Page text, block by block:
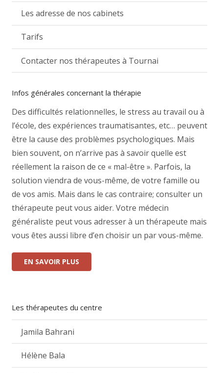
Les adresse de nos cabinets
Tarifs
Contacter nos thérapeutes à Tournai
Infos générales concernant la thérapie
Des difficultés relationnelles, le stress au travail ou à
l’école, des expériences traumatisantes, etc… peuvent
être la cause des problèmes psychologiques. Mais
bien souvent, on n’arrive pas à savoir quelle est
réellement la raison de ce « mal-être ». Parfois, la
solution viendra de vous-même, de votre famille ou
de vos amis. Mais dans le cas contraire; consulter un
thérapeute peut vous aider. Votre médecin
généraliste peut vous adresser à un thérapeute mais
vous êtes aussi libre d’en choisir un par vous-même.
EN SAVOIR PLUS
Les thérapeutes du centre
Jamila Bahrani
Hélène Bala